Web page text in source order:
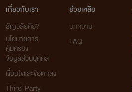
เกี่ยวกับเรา
ธัญวลัยคือ?
นโยบายการ
คุ้มครอง
ข้อมูลส่วนบุคคล
เงื่อนไขและข้อตกลง
Third-Party
ช่วยเหลือ
บทความ
FAQ